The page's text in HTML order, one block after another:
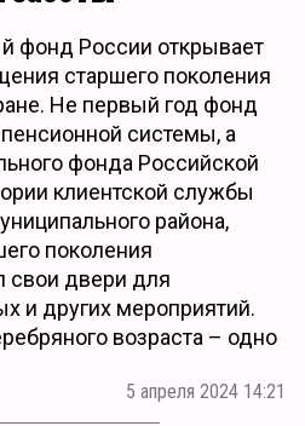
фонд России открывает
старшего поколения
Не первый год фонд
системы, а
фонда Российской
клиентской службы
района,
поколения
свои двери для
и других мероприятий.
возраста – одно
5 апреля 2024 14:21